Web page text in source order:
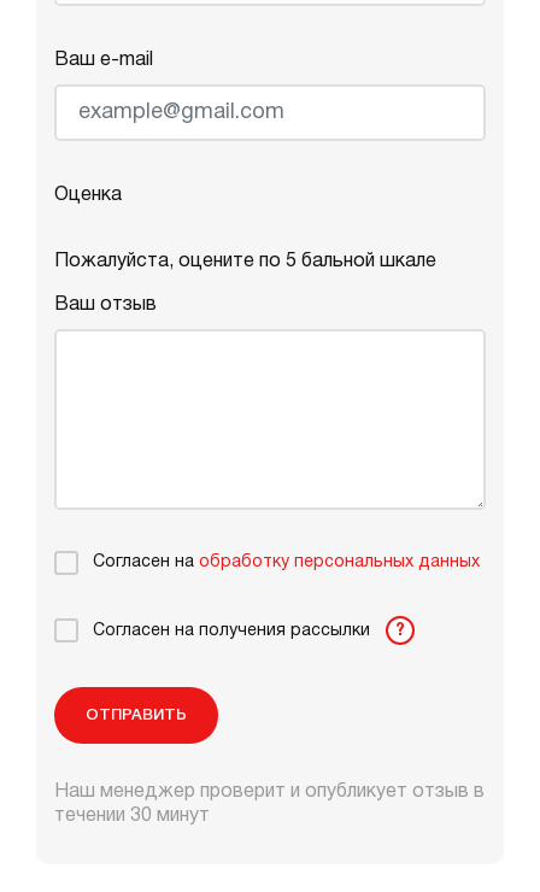
Ваш e-mail
Оценка
Пожалуйста, оцените по 5 бальной шкале
Ваш отзыв
Согласен на обработку персональных данных
Согласен на получения рассылки ?
ОТПРАВИТЬ
Наш менеджер проверит и опубликует отзыв в
течении 30 минут